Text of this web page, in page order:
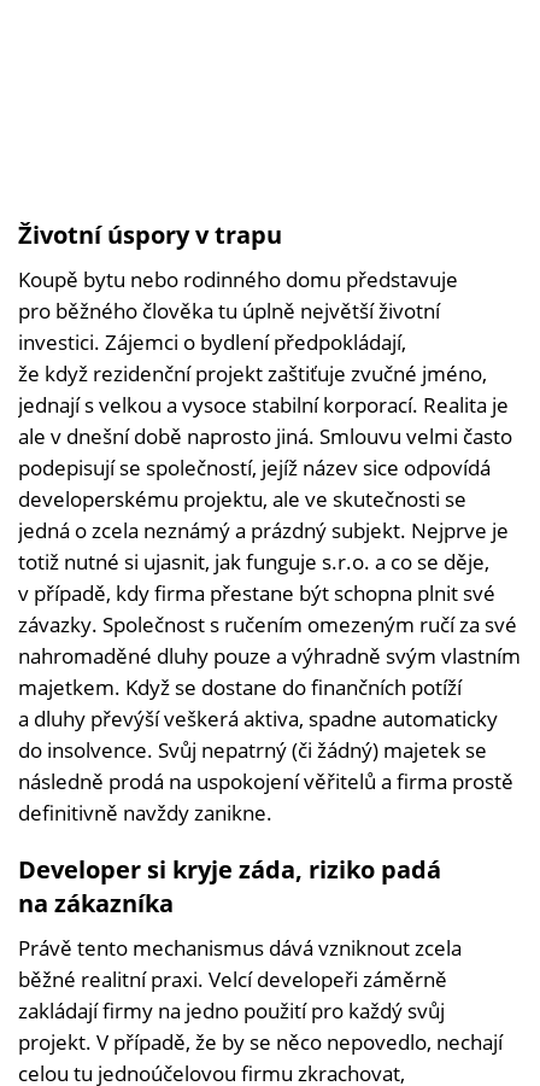
Životní úspory v trapu
Koupě bytu nebo rodinného domu představuje
pro běžného člověka tu úplně největší životní
investici. Zájemci o bydlení předpokládají,
že když rezidenční projekt zaštiťuje zvučné jméno,
jednají s velkou a vysoce stabilní korporací. Realita je
ale v dnešní době naprosto jiná. Smlouvu velmi často
podepisují se společností, jejíž název sice odpovídá
developerskému projektu, ale ve skutečnosti se
jedná o zcela neznámý a prázdný subjekt. Nejprve je
totiž nutné si ujasnit, jak funguje s.r.o. a co se děje,
v případě, kdy firma přestane být schopna plnit své
závazky. Společnost s ručením omezeným ručí za své
nahromaděné dluhy pouze a výhradně svým vlastním
majetkem. Když se dostane do finančních potíží
a dluhy převýší veškerá aktiva, spadne automaticky
do insolvence. Svůj nepatrný (či žádný) majetek se
následně prodá na uspokojení věřitelů a firma prostě
definitivně navždy zanikne.
Developer si kryje záda, riziko padá
na zákazníka
Právě tento mechanismus dává vzniknout zcela
běžné realitní praxi. Velcí developeři záměrně
zakládají firmy na jedno použití pro každý svůj
projekt. V případě, že by se něco nepovedlo, nechají
celou tu jednoúčelovou firmu zkrachovat,